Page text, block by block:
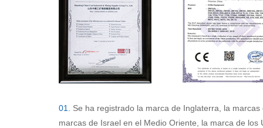
01. Se ha registrado la marca de Inglaterra, la marcas
marcas de Israel en el Medio Oriente, la marca de los